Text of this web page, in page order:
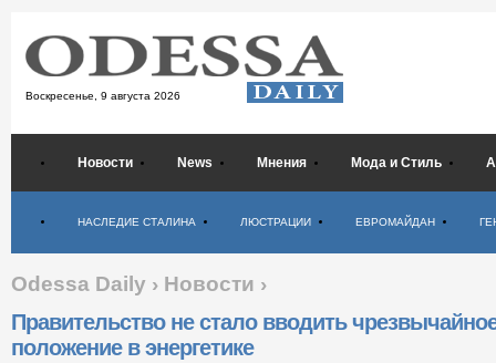
Воскресенье, 9 августа 2026
Новости News Мнения Мода и Стиль
НАСЛЕДИЕ СТАЛИНА ЛЮСТРАЦИИ ЕВРОМАЙДАН
Odessa Daily › Новости ›
Правительство не стало вводить
положение в энергетике